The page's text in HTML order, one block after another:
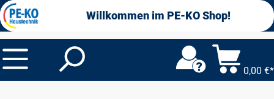
springen Willkommen im PE-KO Shop!
0,00 €*